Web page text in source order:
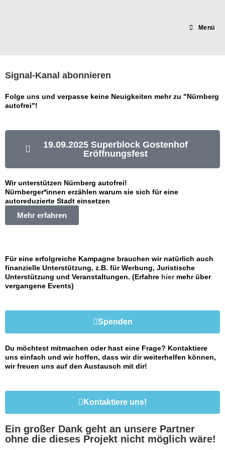
Menü
Signal-Kanal abonnieren
Folge uns und verpasse keine Neuigkeiten mehr zu "Nürnberg
autofrei"!
19.09.2025 Superblock Gostenhof
Eröffnungsfest
Wir unterstützen Nürnberg autofrei!
Nürnberger*innen erzählen warum sie sich für eine
autoreduzierte Stadt einsetzen
Mehr erfahren
Für eine erfolgreiche Kampagne brauchen wir natürlich auch
finanzielle Unterstützung, z.B. für Werbung, Juristische
Unterstützung und Veranstaltungen. (Erfahre hiermehr über
vergangene Events)
Spenden
Du möchtest mitmachen oder hast eine Frage? Kontaktiere
uns einfach und wir hoffen, dass wir dir weiterhelfen können,
wir freuen uns auf den Austausch mit dir!
Kontaktiere uns!
Ein großer Dank geht an unsere Partner
ohne die dieses Projekt nicht möglich wäre!